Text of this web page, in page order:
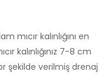
mıcır kalınlığını en
kalınlığınız 7-8 cm
şekilde verilmiş drenaj